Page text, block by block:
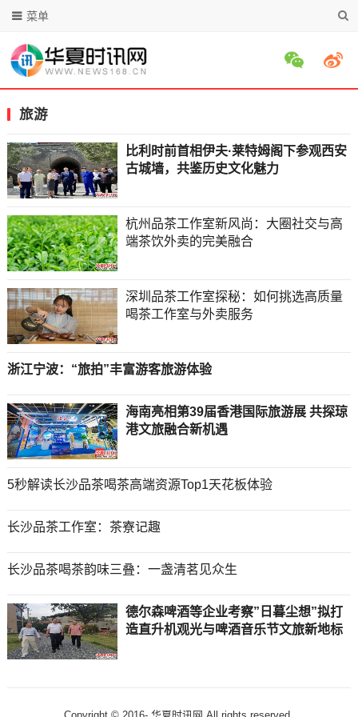
菜单
旅游
比利时前首相伊夫·莱特姆阁下参观西安
古城墙，共鉴历史文化魅力
杭州品茶工作室新风尚：大圈社交与高
端茶饮外卖的完美融合
深圳品茶工作室探秘：如何挑选高质量
喝茶工作室与外卖服务
浙江宁波：“旅拍”丰富游客旅游体验
海南亮相第39届香港国际旅游展 共探琼
港文旅融合新机遇
5秒解读长沙品茶喝茶高端资源Top1天花板体验
长沙品茶工作室：茶寮记趣
长沙品茶喝茶韵味三叠：一盏清茗见众生
德尔森啤酒等企业考察”日暮尘想”拟打
造直升机观光与啤酒音乐节文旅新地标